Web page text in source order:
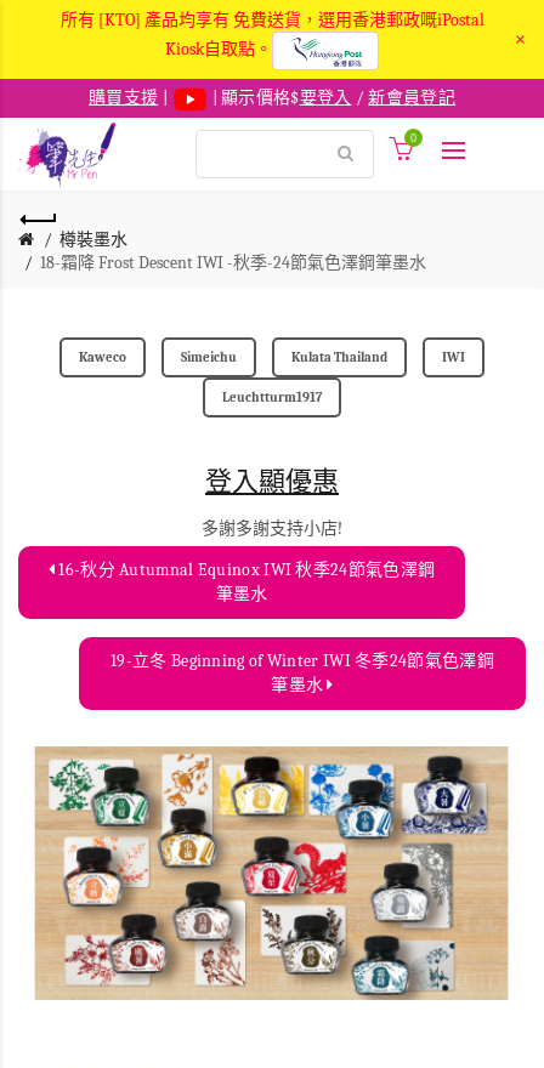
所有 [KTO] 產品均享有 免費送貨，選用香港郵政嘅iPostal
Kiosk自取點。
×
購買支援 | 顯示價格$要登入 /新會員登記
0
樽裝墨水
18-霜降 Frost Descent IWI -秋季-24節氣色澤鋼筆墨水
Kaweco Simeichu Kulata Thailand IWI
Leuchtturm1917
登入顯優惠
多謝多謝支持小店!
16-秋分 Autumnal Equinox IWI 秋季24節氣色澤鋼
筆墨水
19-立冬 Beginning of Winter IWI 冬季24節氣色澤鋼
筆墨水